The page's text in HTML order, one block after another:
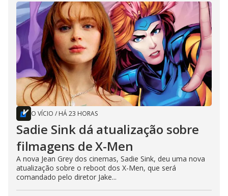
O VÍCIO / HÁ 23 HORAS
Sadie Sink dá atualização sobre
filmagens de X-Men
A nova Jean Grey dos cinemas, Sadie Sink, deu uma nova
atualização sobre o reboot dos X-Men, que será
comandado pelo diretor Jake...